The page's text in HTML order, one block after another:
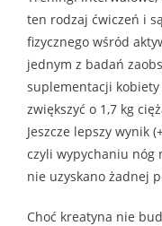
ten rodzaj ćwiczeń i
fizycznego wśród
jednym z badań
suplementacji kobiety
zwiększyć o 1,7 kg
Jeszcze lepszy wynik
czyli wypychaniu nóg
nie uzyskano żadnej
Choć kreatyna nie